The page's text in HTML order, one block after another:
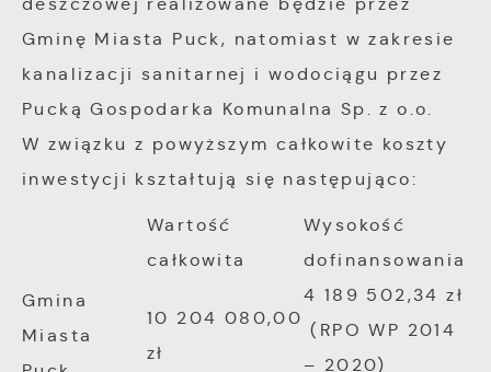
Gminę Miasta Puck, natomiast w zakresie
kanalizacji sanitarnej i wodociągu przez
Pucką Gospodarka Komunalna Sp. z o.o.
W związku z powyższym całkowite koszty
inwestycji kształtują się następująco:
Wartość
całkowita
Wysokość
dofinansowania
Gmina
Miasta
10 204 080,00
zł
4 189 502,34 zł
(RPO WP 2014
– 2020)